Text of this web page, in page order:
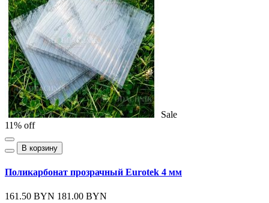
Sale
11% off
В корзину
Поликарбонат прозрачный Eurotek 4 мм
161.50 BYN 181.00 BYN